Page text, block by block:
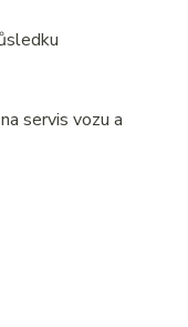
servis vozu a